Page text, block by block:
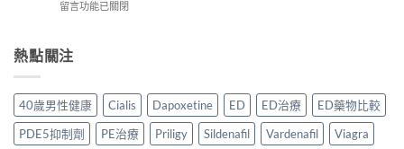
實
測
價〉
中
作
全
方
法
與
年
渠
價
錢
完
裡
安
年
香
港
延
在
勁
與
他
早
洩
藥
留言功能已關閉
熱點關注
40歲男性健康 Cialis Dapoxetine ED ED治療
ED藥物比較
PDE5抑制劑
PE治療 Priligy Sildenafil Vardenafil
Viagra